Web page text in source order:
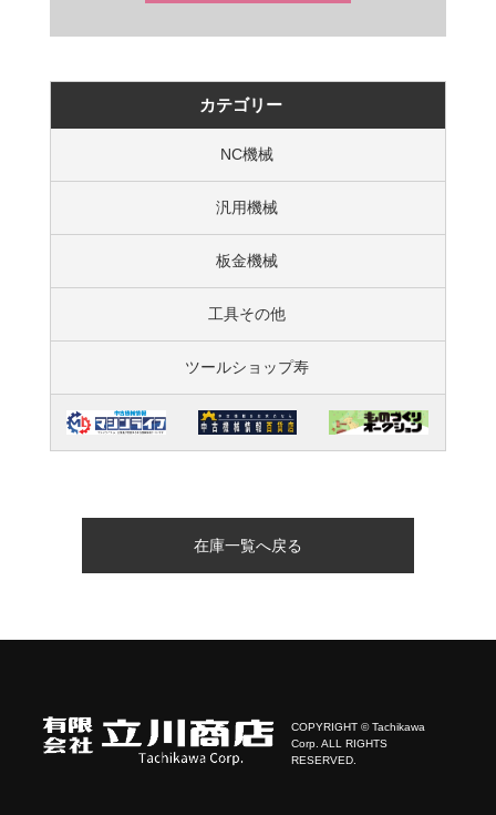
カテゴリー
NC機械
汎用機械
板金機械
工具その他
ツールショップ寿
在庫一覧へ戻る
COPYRIGHT © Tachikawa
Corp. ALL RIGHTS
RESERVED.